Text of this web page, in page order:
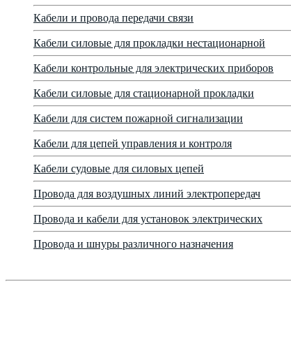
Кабели и провода передачи связи
Кабели силовые для прокладки нестационарной
Кабели контрольные для электрических приборов
Кабели силовые для стационарной прокладки
Кабели для систем пожарной сигнализации
Кабели для цепей управления и контроля
Кабели судовые для силовых цепей
Провода для воздушных линий электропередач
Провода и кабели для установок электрических
Провода и шнуры различного назначения